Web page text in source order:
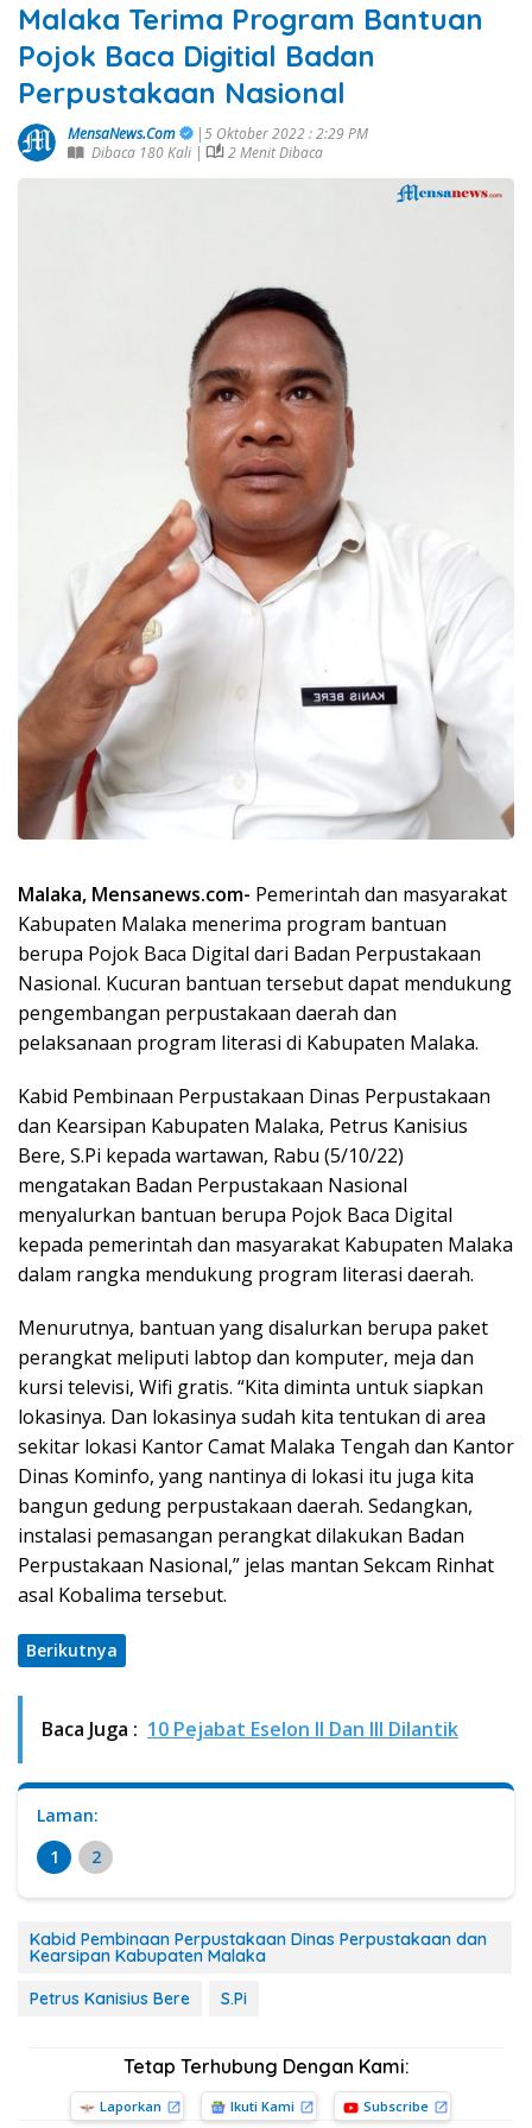
Malaka Terima Program Bantuan
Pojok Baca Digitial Badan
Perpustakaan Nasional
MensaNews.Com
|5 Oktober 2022 : 2:29 PM
Dibaca 180 Kali |
2 Menit Dibaca
Malaka, Mensanews.com- Pemerintah dan masyarakat
Kabupaten Malaka menerima program bantuan
berupa Pojok Baca Digital dari Badan Perpustakaan
Nasional. Kucuran bantuan tersebut dapat mendukung
pengembangan perpustakaan daerah dan
pelaksanaan program literasi di Kabupaten Malaka.
Kabid Pembinaan Perpustakaan Dinas Perpustakaan
dan Kearsipan Kabupaten Malaka, Petrus Kanisius
Bere, S.Pi kepada wartawan, Rabu (5/10/22)
mengatakan Badan Perpustakaan Nasional
menyalurkan bantuan berupa Pojok Baca Digital
kepada pemerintah dan masyarakat Kabupaten Malaka
dalam rangka mendukung program literasi daerah.
Menurutnya, bantuan yang disalurkan berupa paket
perangkat meliputi labtop dan komputer, meja dan
kursi televisi, Wifi gratis. “Kita diminta untuk siapkan
lokasinya. Dan lokasinya sudah kita tentukan di area
sekitar lokasi Kantor Camat Malaka Tengah dan Kantor
Dinas Kominfo, yang nantinya di lokasi itu juga kita
bangun gedung perpustakaan daerah. Sedangkan,
instalasi pemasangan perangkat dilakukan Badan
Perpustakaan Nasional,” jelas mantan Sekcam Rinhat
asal Kobalima tersebut.
Berikutnya
Baca Juga : 10 Pejabat Eselon II Dan III Dilantik
Laman:
1
2
Kabid Pembinaan Perpustakaan Dinas Perpustakaan dan
Kearsipan Kabupaten Malaka
Petrus Kanisius Bere
S.Pi
Tetap Terhubung Dengan Kami:
Laporkan Ikuti Kami Subscribe